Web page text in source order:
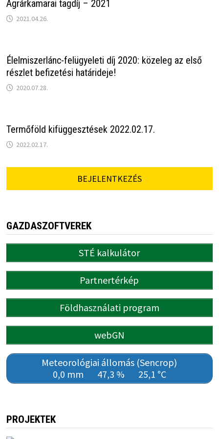
Agrárkamarai tagdíj – 2021
2021.04.26.
Élelmiszerlánc-felügyeleti díj 2020: közeleg az első
részlet befizetési határideje!
2020.07.28.
Termőföld kifüggesztések 2022.02.17.
2022.02.17.
BEJELENTKEZÉS
GAZDASZOFTVEREK
STÉ kalkulátor
Partnertérkép
Földhasználati program
webGN
Meteorológiai állomás (Sencrop)
0,0 mm
47,3 % 25,1 °C
PROJEKTEK